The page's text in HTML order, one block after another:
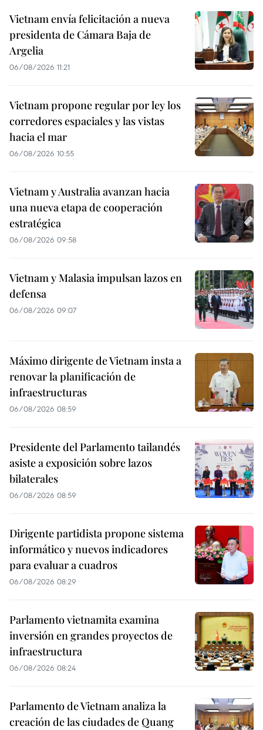
Vietnam envía felicitación a nueva
presidenta de Cámara Baja de
Argelia
06/08/2026 11:21
Vietnam propone regular por ley los
corredores espaciales y las vistas
hacia el mar
06/08/2026 10:55
Vietnam y Australia avanzan hacia
una nueva etapa de cooperación
estratégica
06/08/2026 09:58
Vietnam y Malasia impulsan lazos en
defensa
06/08/2026 09:07
Máximo dirigente de Vietnam insta a
renovar la planificación de
infraestructuras
06/08/2026 08:59
Presidente del Parlamento tailandés
asiste a exposición sobre lazos
bilaterales
06/08/2026 08:59
Dirigente partidista propone sistema
informático y nuevos indicadores
para evaluar a cuadros
06/08/2026 08:29
Parlamento vietnamita examina
inversión en grandes proyectos de
infraestructura
06/08/2026 08:24
Parlamento de Vietnam analiza la
creación de las ciudades de Quang